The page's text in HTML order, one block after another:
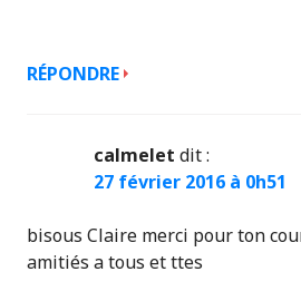
RÉPONDRE
calmelet dit :
27 février 2016 à 0h51
bisous Claire merci pour ton
amitiés a tous et ttes